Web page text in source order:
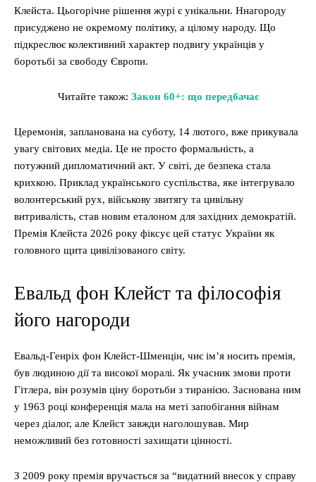
Клейста. Цьогорічне рішення журі є унікальни. Ннагороду
присуджено не окремому політику, а цілому народу. Що
підкреслює колективний характер подвигу українців у
боротьбі за свободу Європи.
Читайте також: Закон 60+: що передбачає
Церемонія, запланована на суботу, 14 лютого, вже прикувала
увагу світових медіа. Це не просто формальність, а
потужний дипломатичний акт. У світі, де безпека стала
крихкою. Приклад українського суспільства, яке інтегрувало
волонтерський рух, військову звитягу та цивільну
витривалість, став новим еталоном для західних демократій.
Премія Клейста 2026 року фіксує цей статус України як
головного щита цивілізованого світу.
Евальд фон Клейст та філософія
його нагороди
Евальд-Генріх фон Клейст-Шменцін, чиє ім’я носить премія,
був людиною дії та високої моралі. Як учасник змови проти
Гітлера, він розумів ціну боротьби з тиранією. Заснована ним
у 1963 році конференція мала на меті запобігання війнам
через діалог, але Клейст завжди наголошував. Мир
неможливий без готовності захищати цінності.
З 2009 року премія вручається за “видатний внесок у справу